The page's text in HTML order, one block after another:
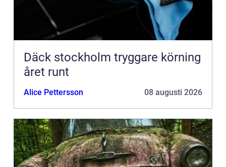
Däck stockholm tryggare körning
året runt
Alice Pettersson 08 augusti 2026